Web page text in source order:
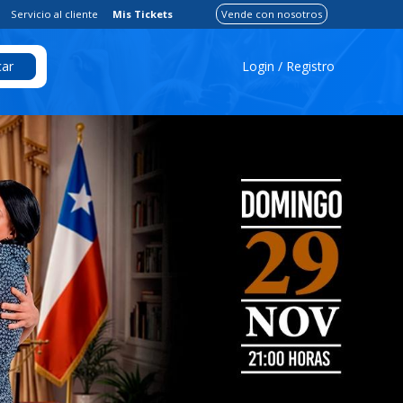
Servicio al cliente Mis Tickets Vende con nosotros
Login / Registro